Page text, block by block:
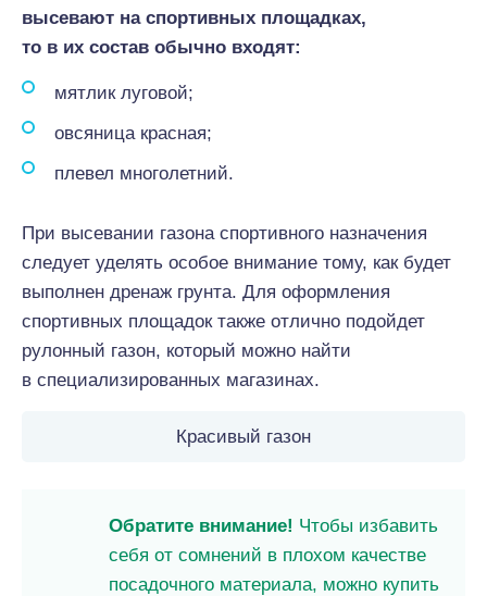
высевают на спортивных площадках,
то в их состав обычно входят:
мятлик луговой;
овсяница красная;
плевел многолетний.
При высевании газона спортивного назначения
следует уделять особое внимание тому, как будет
выполнен дренаж грунта. Для оформления
спортивных площадок также отлично подойдет
рулонный газон, который можно найти
в специализированных магазинах.
Красивый газон
Обратите внимание! Чтобы избавить
себя от сомнений в плохом качестве
посадочного материала, можно купить